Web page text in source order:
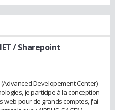
/ Sharepoint
(Advanced Developement Center)
je participe à la conception
pour de grands comptes, j'ai